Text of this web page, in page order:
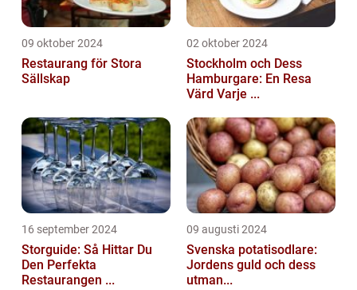
09 oktober 2024
Restaurang för Stora
Sällskap
02 oktober 2024
Stockholm och Dess
Hamburgare: En Resa
Värd Varje ...
16 september 2024
Storguide: Så Hittar Du
Den Perfekta
Restaurangen ...
09 augusti 2024
Svenska potatisodlare:
Jordens guld och dess
utman...